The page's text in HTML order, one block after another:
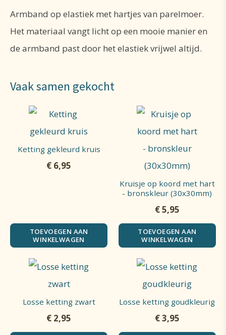
Armband op elastiek met hartjes van parelmoer.
Het materiaal vangt licht op een mooie manier en
de armband past door het elastiek vrijwel altijd.
Vaak samen gekocht
Ketting gekleurd kruis
€ 6,95
TOEVOEGEN AAN
WINKELWAGEN
Kruisje op koord met hart
- bronskleur (30x30mm)
€5,95
TOEVOEGEN AAN
WINKELWAGEN
Losse ketting zwart
€ 2,95
Losse ketting goudkleurig
€3,95